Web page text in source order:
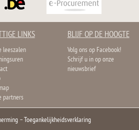
LINKS
leeszalen
partners
BLIJF OP DE HOOGTE
Volg ons op Facebook!
Schrijf u in op onze
nieuwsbrief
–Toegankelijkheidsverklaring